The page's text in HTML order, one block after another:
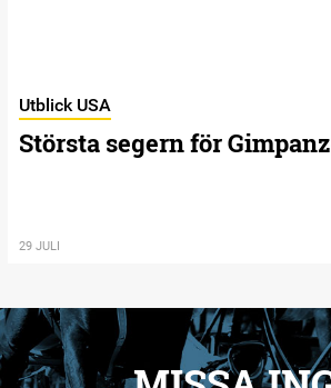
Utblick USA
Största segern för
29 JULI